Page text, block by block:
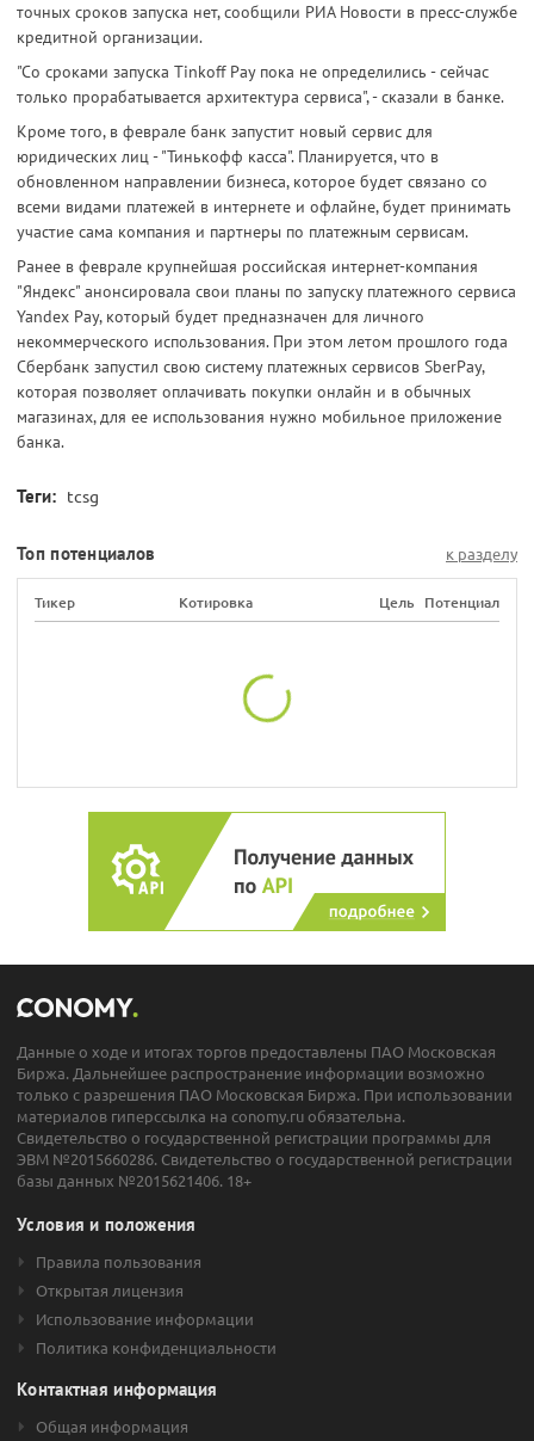
точных сроков запуска нет, сообщили РИА Новости в пресс-службе
кредитной организации.
"Со сроками запуска Tinkoff Pay пока не определились - сейчас
только прорабатывается архитектура сервиса", - сказали в банке.
Кроме того, в феврале банк запустит новый сервис для
юридических лиц - "Тинькофф касса". Планируется, что в
обновленном направлении бизнеса, которое будет связано со
всеми видами платежей в интернете и офлайне, будет принимать
участие сама компания и партнеры по платежным сервисам.
Ранее в феврале крупнейшая российская интернет-компания
"Яндекс" анонсировала свои планы по запуску платежного сервиса
Yandex Pay, который будет предназначен для личного
некоммерческого использования. При этом летом прошлого года
Сбербанк запустил свою систему платежных сервисов SberPay,
которая позволяет оплачивать покупки онлайн и в обычных
магазинах, для ее использования нужно мобильное приложение
банка.
Теги: tcsg
Топ потенциалов к разделу
Тикер Котировка Цель Потенциал
Данные о ходе и итогах торгов предоставлены ПАО Московская
Биржа. Дальнейшее распространение информации возможно
только с разрешения ПАО Московская Биржа. При использовании
материалов гиперссылка на conomy.ru обязательна.
Свидетельство о государственной регистрации программы для
ЭВМ №2015660286. Свидетельство о государственной регистрации
базы данных №2015621406. 18+
Условия и положения
Правила пользования
Открытая лицензия
Использование информации
Политика конфиденциальности
Контактная информация
Общая информация